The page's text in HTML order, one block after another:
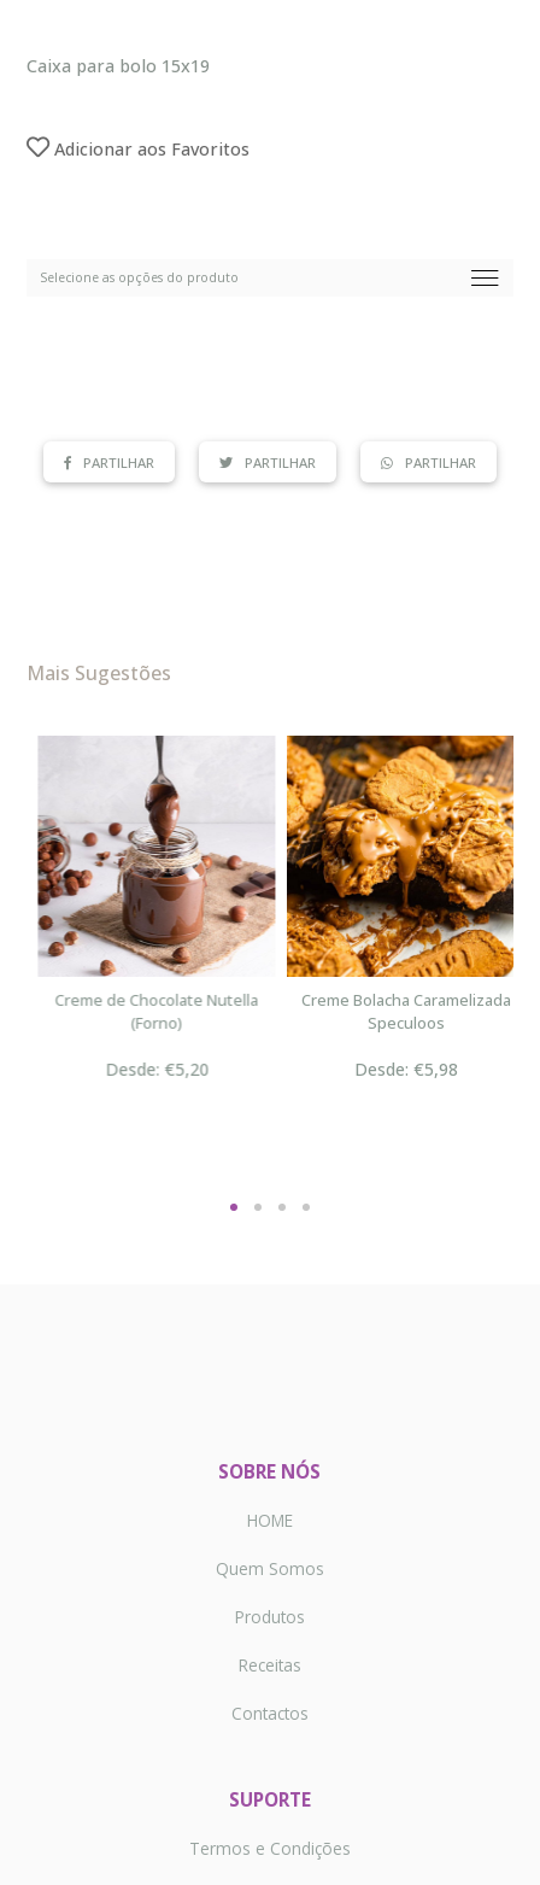
Caixa para bolo 15x19
Adicionar aos Favoritos
PARTILHAR PARTILHAR PARTILHAR
Mais Sugestões
Creme de Chocolate Nutella
(Forno)
Desde: €5,20
Creme Bolacha Caramelizada
Speculoos
Desde: €5,98
SOBRE NÓS
HOME
Quem Somos
Produtos
Receitas
Contactos
SUPORTE
Termos e Condições